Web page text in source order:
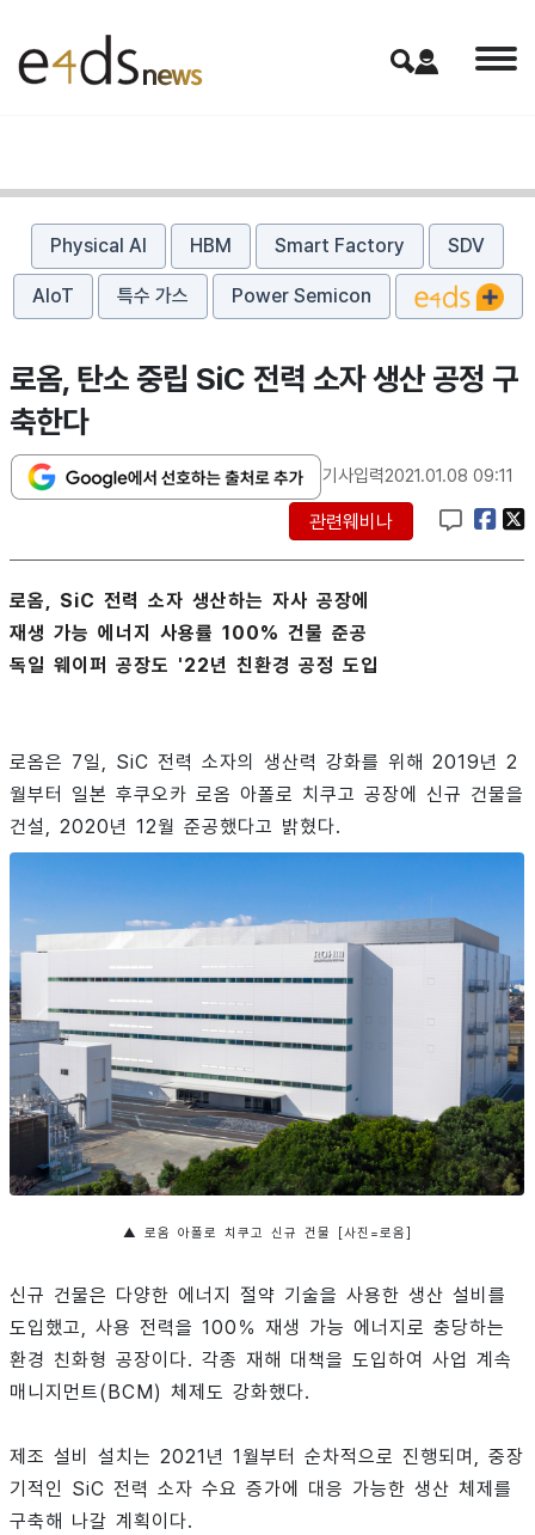
Physical AI HBM Smart Factory SDV
AIoT 특수 가스 Power Semicon
로옴, 탄소 중립 SiC 전력 소자 생산 공정 구
축한다
기사입력2021.01.08 09:11
관련웨비나
로옴, SiC 전력 소자 생산하는 자사 공장에
재생 가능 에너지 사용률 100% 건물 준공
독일 웨이퍼 공장도 '22년 친환경 공정 도입
로옴은 7일, SiC 전력 소자의 생산력 강화를 위해 2019년 2
월부터 일본 후쿠오카 로옴 아폴로 치쿠고 공장에 신규 건물을
건설, 2020년 12월 준공했다고 밝혔다.
▲ 로옴 아폴로 치쿠고 신규 건물 [사진=로옴]
신규 건물은 다양한 에너지 절약 기술을 사용한 생산 설비를
도입했고, 사용 전력을 100％ 재생 가능 에너지로 충당하는
환경 친화형 공장이다. 각종 재해 대책을 도입하여 사업 계속
매니지먼트(BCM) 체제도 강화했다.
제조 설비 설치는 2021년 1월부터 순차적으로 진행되며, 중장
기적인 SiC 전력 소자 수요 증가에 대응 가능한 생산 체제를
구축해 나갈 계획이다.